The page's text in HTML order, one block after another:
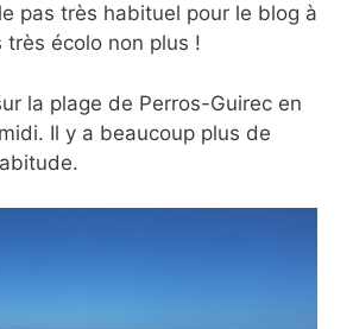
pas très habituel pour le blog à
très écolo non plus !
la plage de Perros-Guirec en
Il y a beaucoup plus de